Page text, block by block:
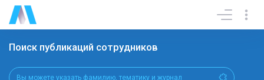
Поиск публикаций сотрудников